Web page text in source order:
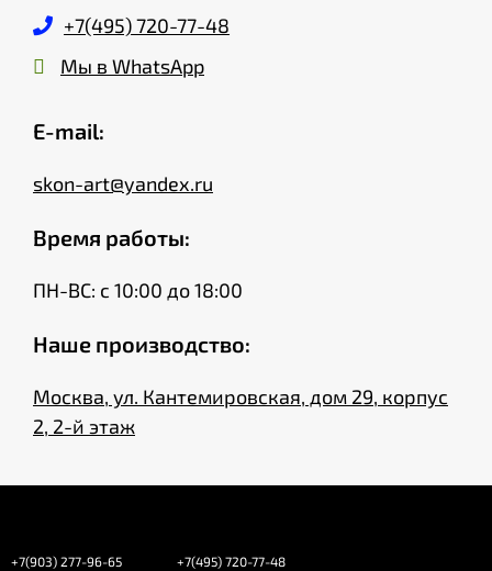
+7(495) 720-77-48
Мы в WhatsApp
E-mail:
skon-art@yandex.ru
Время работы:
ПН-ВС: с 10:00 до 18:00
Наше производство:
Москва, ул. Кантемировская, дом 29, корпус
2, 2-й этаж
+7(903) 277-96-65 +7(495) 720-77-48